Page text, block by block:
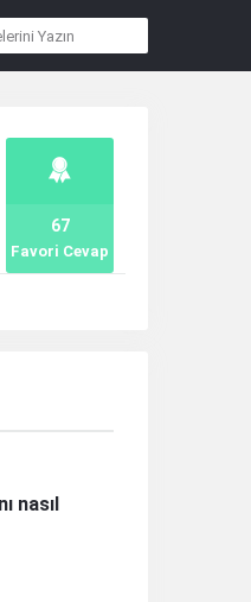
Favori Cevap
67
nasıl